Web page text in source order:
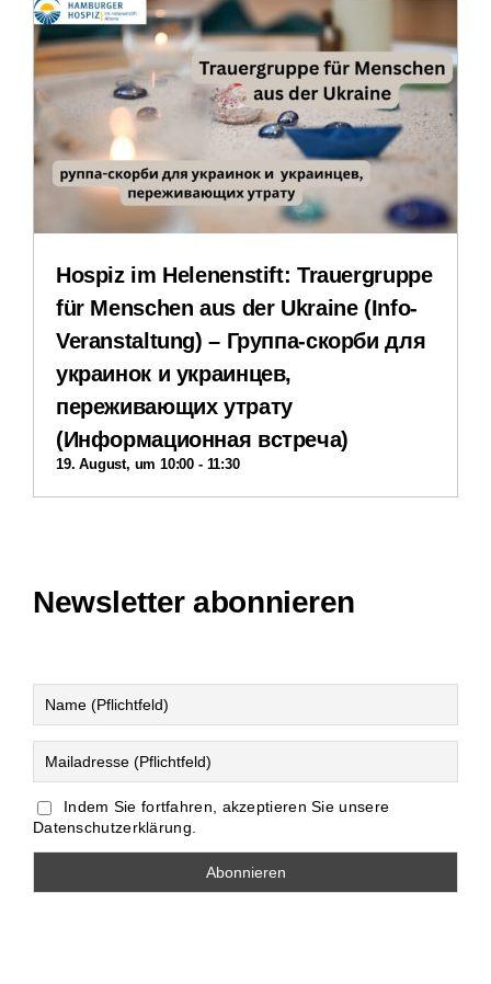
Stellenangebote
Veranstaltungen
Impressum
Datenschutzerklärung
Hospiz im Helenenstift: Trauergruppe
für Menschen aus der Ukraine (Info-
Veranstaltung) – Группа-скорби для
украинок и украинцев,
переживающих утрату
(Информационная встреча)
19. August, um 10:00 - 11:30
Newsletter abonnieren
Indem Sie fortfahren, akzeptieren Sie unsere
Datenschutzerklärung.